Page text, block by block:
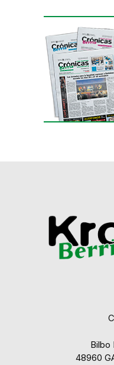
Bilbo
48960